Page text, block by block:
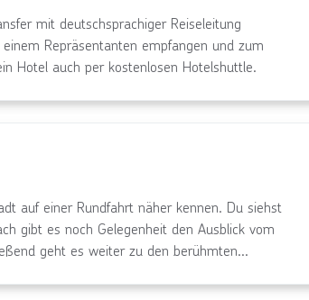
mit deutschsprachiger Reiseleitung
Repräsentanten empfangen und zum
Hotel auch per kostenlosen Hotelshuttle.
auf einer Rundfahrt näher kennen. Du siehst
gibt es noch Gelegenheit den Ausblick vom
geht es weiter zu den berühmten